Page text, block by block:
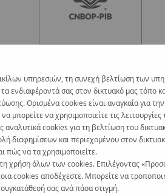
υπηρεσιών, τη συνεχή βελτίωση των
ενδιαφέροντά σας στον δικτυακό μας τόπο
Ορισμένα cookies είναι αναγκαία για
μπορείτε να χρησιμοποιείτε τις
cookies για τη βελτίωση του
διαφημίσεων και περιεχομένου στον
πώς να τα χρησιμοποιείτε.
χρήση όλων των cookies. Επιλέγοντας
cookies αποδέχεστε. Μπορείτε να
σας ανά πάσα στιγμή.